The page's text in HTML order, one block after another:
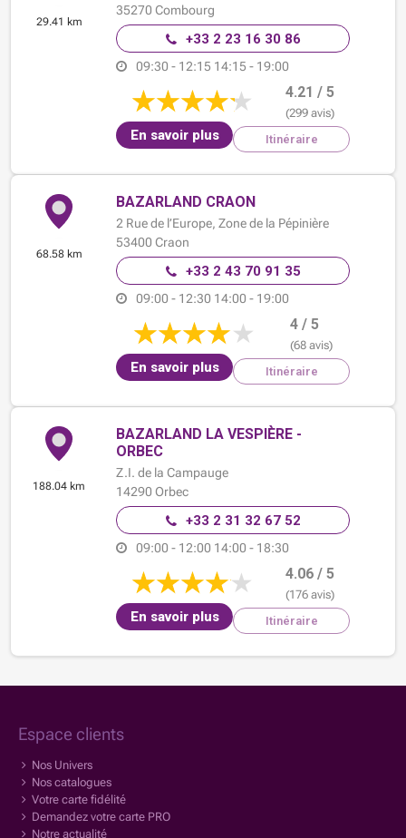
29.41 km
35270 Combourg
+33 2 23 16 30 86
09:30 - 12:15 14:15 - 19:00
4.21 / 5
(299 avis)
En savoir plus Itinéraire
68.58 km
BAZARLAND CRAON
2 Rue de l’Europe, Zone de la Pépinière
53400 Craon
+33 2 43 70 91 35
09:00 - 12:30 14:00 - 19:00
4 / 5
(68 avis)
En savoir plus Itinéraire
188.04 km
BAZARLAND LA VESPIÈRE -
ORBEC
Z.I. de la Campauge
14290 Orbec
+33 2 31 32 67 52
09:00 - 12:00 14:00 - 18:30
4.06 / 5
(176 avis)
En savoir plus Itinéraire
Espace clients
Nos Univers
Nos catalogues
Votre carte fidélité
Demandez votre carte PRO
Notre actualité